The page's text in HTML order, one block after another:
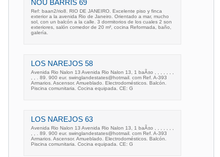
NOU BARRIS 69
Ref: baan2/rio8. RIO DE JANEIRO. Excelente piso y finca
exterior a la avenida Rio de Janeiro. Orientado a mar, mucho
sol, con un balcón a la calle. 3 dormitorios de los cuales 2 son
exteriores, salón comedor de 20 m², cocina Reformada, baño,
galería.
LOS NAREJOS 58
Avenida Rio Nalon 13 Avenida Rio Nalon 13, 1 baÃ±o , , , , , , ,
, , . 89. 900 eur. swinglandestates@hotmail. com Ref. A-393
Armarios. Ascensor. Amueblado. Electrodomésticos. Balcón.
Piscina comunitaria. Cocina equipada. CE: G
LOS NAREJOS 63
Avenida Rio Nalon 13 Avenida Rio Nalon 13, 1 baÃ±o , , , , , , ,
, , . 89. 900 eur. swinglandestates@hotmail. com Ref. A-393
Armarios. Ascensor. Amueblado. Electrodomésticos. Balcón.
Piscina comunitaria. Cocina equipada. CE: G